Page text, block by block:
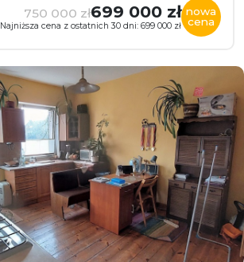
750 000 zł699 000 zł
Najniższa cena z ostatnich 30 dni: 699 000 zł
nowa
cena